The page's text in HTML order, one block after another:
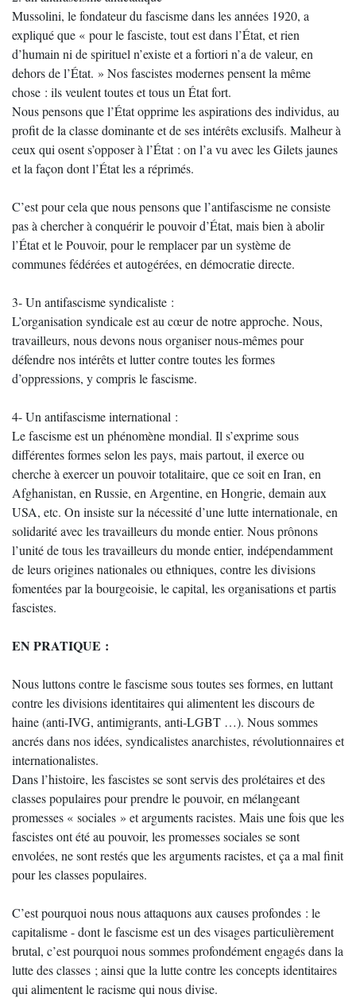
Mussolini, le fondateur du fascisme dans les années 1920, a
expliqué que « pour le fasciste, tout est dans l’État, et rien
d’humain ni de spirituel n’existe et a fortiori n’a de valeur, en
dehors de l’État. » Nos fascistes modernes pensent la même
chose : ils veulent toutes et tous un État fort.
Nous pensons que l’État opprime les aspirations des individus, au
profit de la classe dominante et de ses intérêts exclusifs. Malheur à
ceux qui osent s’opposer à l’État : on l’a vu avec les Gilets jaunes
et la façon dont l’État les a réprimés.
C’est pour cela que nous pensons que l’antifascisme ne consiste
pas à chercher à conquérir le pouvoir d’État, mais bien à abolir
l’État et le Pouvoir, pour le remplacer par un système de
communes fédérées et autogérées, en démocratie directe.
3- Un antifascisme syndicaliste :
L’organisation syndicale est au cœur de notre approche. Nous,
travailleurs, nous devons nous organiser nous-mêmes pour
défendre nos intérêts et lutter contre toutes les formes
d’oppressions, y compris le fascisme.
4- Un antifascisme international :
Le fascisme est un phénomène mondial. Il s’exprime sous
différentes formes selon les pays, mais partout, il exerce ou
cherche à exercer un pouvoir totalitaire, que ce soit en Iran, en
Afghanistan, en Russie, en Argentine, en Hongrie, demain aux
USA, etc. On insiste sur la nécessité d’une lutte internationale, en
solidarité avec les travailleurs du monde entier. Nous prônons
l’unité de tous les travailleurs du monde entier, indépendamment
de leurs origines nationales ou ethniques, contre les divisions
fomentées par la bourgeoisie, le capital, les organisations et partis
fascistes.
EN PRATIQUE :
Nous luttons contre le fascisme sous toutes ses formes, en luttant
contre les divisions identitaires qui alimentent les discours de
haine (anti-IVG, antimigrants, anti-LGBT …). Nous sommes
ancrés dans nos idées, syndicalistes anarchistes, révolutionnaires et
internationalistes.
Dans l’histoire, les fascistes se sont servis des prolétaires et des
classes populaires pour prendre le pouvoir, en mélangeant
promesses « sociales » et arguments racistes. Mais une fois que les
fascistes ont été au pouvoir, les promesses sociales se sont
envolées, ne sont restés que les arguments racistes, et ça a mal finit
pour les classes populaires.
C’est pourquoi nous nous attaquons aux causes profondes : le
capitalisme - dont le fascisme est un des visages particulièrement
brutal, c’est pourquoi nous sommes profondément engagés dans la
lutte des classes ; ainsi que la lutte contre les concepts identitaires
qui alimentent le racisme qui nous divise.